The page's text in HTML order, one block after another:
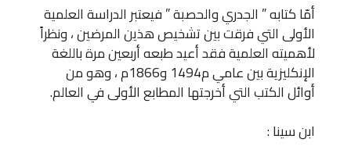
أمّا كتابه ” الجدري والحصبة ” فيعتبر الدراسة العلمية
الأولى التي فرقت بين تشخيص هذين المرضين ، ونظراً
لأهميته العلمية فقد أعيد طبعه أربعين مرة باللغة
الإنكليزية بين عامي م1494 و1866م ، وهو من
أوائل الكتب التي أخرجتها المطابع الأولى في العالم.
ابن سينا :